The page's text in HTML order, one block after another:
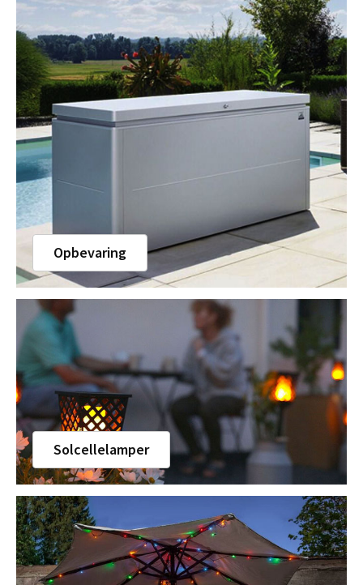
Opbevaring
Solcellelamper